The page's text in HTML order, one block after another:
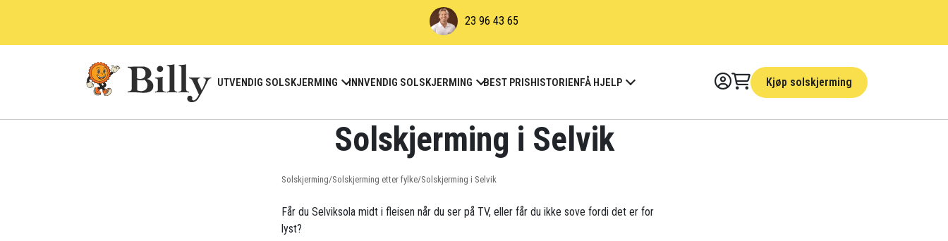
23 96 43 65
UTVENDIG SOLSKJERMING INNVENDIG SOLSKJERMING BEST PRISHISTORIENFÅ HJELP Kjøp solskjerming
Solskjerming i Selvik
Solskjerming/Solskjerming etter fylke/Solskjerming i Selvik
Får du Selviksola midt i fleisen når du ser på TV, eller får du ikke sove fordi det er for
lyst?